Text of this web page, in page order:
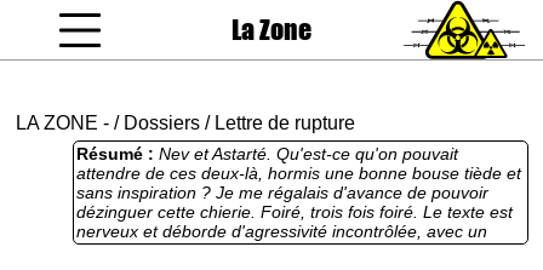
La Zone
LA ZONE - / Dossiers / Lettre de rupture
Résumé : Nev et Astarté. Qu'est-ce qu'on pouvait
attendre de ces deux-là, hormis une bonne bouse tiède et
sans inspiration ? Je me régalais d'avance de pouvoir
dézinguer cette chierie. Foiré, trois fois foiré. Le texte est
nerveux et déborde d'agressivité incontrôlée, avec un
narrateur en plein délire de toute-puissance qui écrase sa